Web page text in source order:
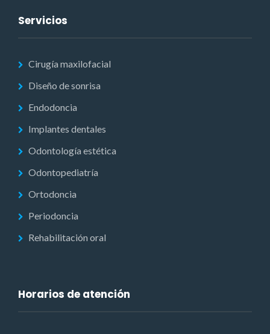
Servicios
Cirugía maxilofacial
Diseño de sonrisa
Endodoncia
Implantes dentales
Odontología estética
Odontopediatría
Ortodoncia
Periodoncia
Rehabilitación oral
Horarios de atención